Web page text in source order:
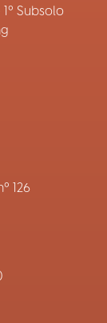
Subsolo
126